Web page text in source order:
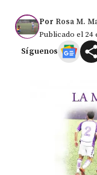
Por Rosa M.
Publicado el 24
Síguenos